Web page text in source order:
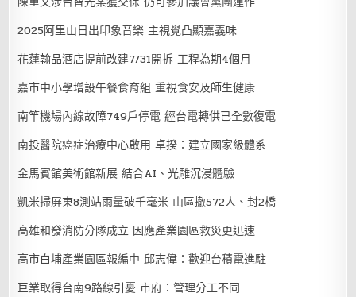
2025阿里山日出印象音樂 主視覺凸顯嘉義味
花蓮翰品酒店提前改建7/31開拆 工程為期4個月
嘉市中小學增設午餐食育組 重視食安及師生健康
南竿機場內線故障749戶停電 經台電轉供已全數復電
南投醫院癌症治療中心啟用 卓揆：建立國家級體系
金馬賓館美術館新展 結合AI、光雕沉浸體驗
凱米掃屏東8測站雨量破千毫米 山區撤572人、封2橋
高雄和發消防分隊成立 因應產業園區救災更迅速
高市白埔產業園區報編中 邱志偉：歡迎台積電進駐
巨業取得台南9路線引憂 市府：管理分工不同